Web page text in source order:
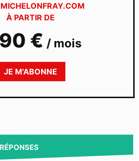
À PARTIR DE
€ / mois
JE M'ABONNE